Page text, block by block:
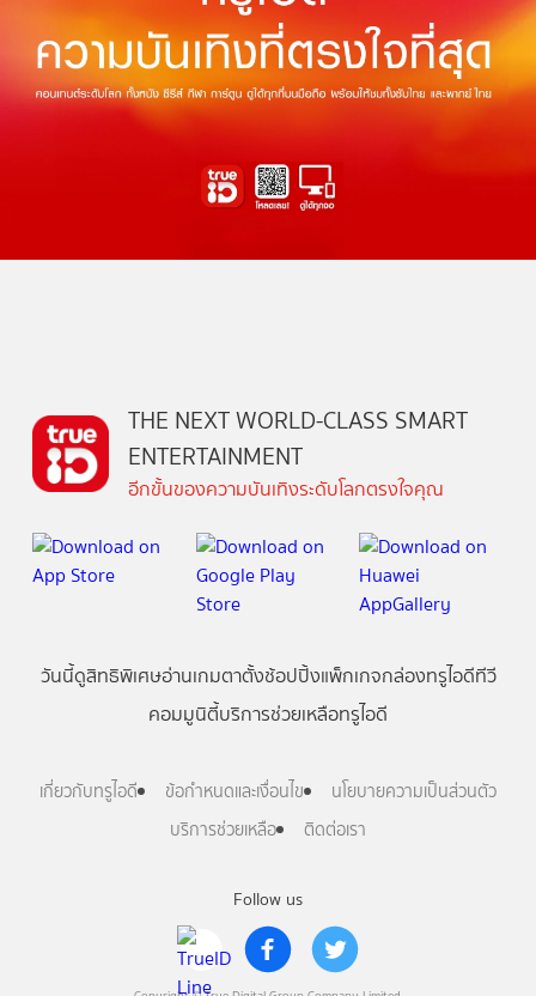
Follow us
THE NEXT WORLD-CLASS SMART
ENTERTAINMENT
อีกขั้นของความบันเทิงระดับโลกตรงใจคุณ
วันนี้ดูสิทธิพิเศษอ่านเกมตาตั้งช้อปปิ้งแพ็กเกจกล่องทรูไอดีทีวี
คอมมูนิตี้บริการช่วยเหลือทรูไอดี
เกี่ยวกับทรูไอดี ข้อกำหนดและเงื่อนไข
นโยบายความเป็นส่วนตัว
บริการช่วยเหลือ
ติดต่อเรา